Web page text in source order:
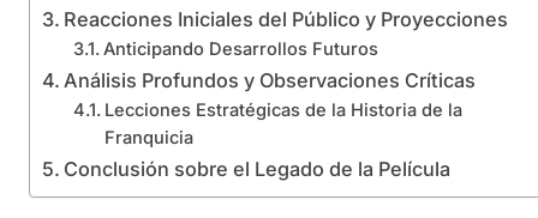
Reacciones Iniciales del Público y Proyecciones
Anticipando Desarrollos Futuros
Análisis Profundos y Observaciones Críticas
Lecciones Estratégicas de la Historia de la
Franquicia
Conclusión sobre el Legado de la Película